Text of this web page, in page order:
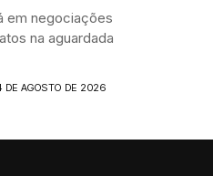
em negociações
na aguardada
DE AGOSTO DE 2026